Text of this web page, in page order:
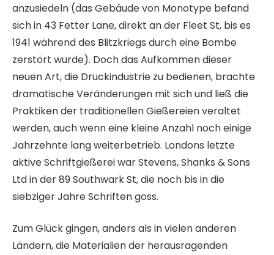
anzusiedeln (das Gebäude von Monotype befand
sich in 43 Fetter Lane, direkt an der Fleet St, bis es
1941 während des Blitzkriegs durch eine Bombe
zerstört wurde). Doch das Aufkommen dieser
neuen Art, die Druckindustrie zu bedienen, brachte
dramatische Veränderungen mit sich und ließ die
Praktiken der traditionellen Gießereien veraltet
werden, auch wenn eine kleine Anzahl noch einige
Jahrzehnte lang weiterbetrieb. Londons letzte
aktive Schriftgießerei war Stevens, Shanks & Sons
Ltd in der 89 Southwark St, die noch bis in die
siebziger Jahre Schriften goss.
Zum Glück gingen, anders als in vielen anderen
Ländern, die Materialien der herausragenden